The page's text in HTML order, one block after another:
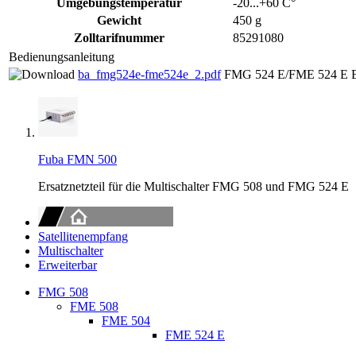
Gewicht
450 g
Zolltarifnummer
85291080
Bedienungsanleitung
ba_fmg524e-fme524e_2.pdf FMG 524 E/FME 524 E
Fuba FMN 500
Ersatznetzteil für die Multischalter FMG 508 und FMG 524 E
Satellitenempfang
Multischalter
Erweiterbar
FMG 508
FME 508
FME 504
FME 524 E